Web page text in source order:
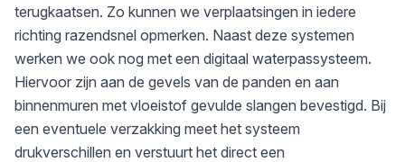
terugkaatsen. Zo kunnen we verplaatsingen in iedere
richting razendsnel opmerken. Naast deze systemen
werken we ook nog met een digitaal waterpassysteem.
Hiervoor zijn aan de gevels van de panden en aan
binnenmuren met vloeistof gevulde slangen bevestigd. Bij
een eventuele verzakking meet het systeem
drukverschillen en verstuurt het direct een